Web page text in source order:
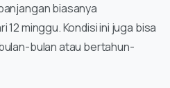
biasanya
12 minggu. Kondisi ini juga bisa
bulan atau bertahun-